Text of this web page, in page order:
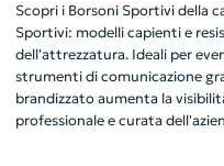
Scopri i Borsoni Sportivi della
Sportivi: modelli capienti e
dell'attrezzatura. Ideali per
strumenti di comunicazione
brandizzato aumenta la
professionale e curata